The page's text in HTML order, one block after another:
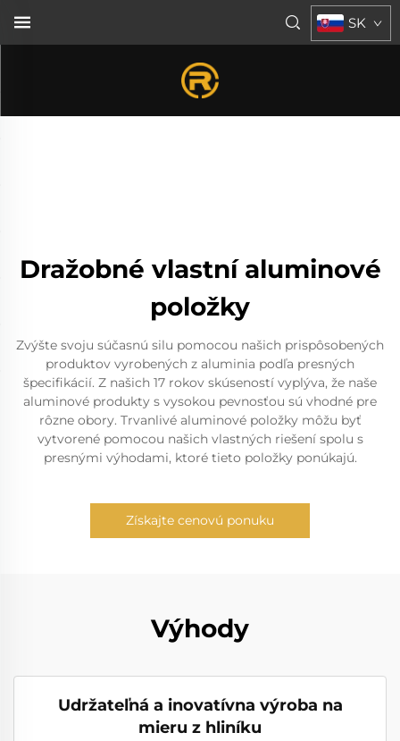
SK
Dražobné vlastní aluminové
položky
Zvýšte svoju súčasnú silu pomocou našich prispôsobených
produktov vyrobených z aluminia podľa presných
špecifikácií. Z našich 17 rokov skúseností vyplýva, že naše
aluminové produkty s vysokou pevnosťou sú vhodné pre
rôzne obory. Trvanlivé aluminové položky môžu byť
vytvorené pomocou našich vlastných riešení spolu s
presnými výhodami, ktoré tieto položky ponúkajú.
Získajte cenovú ponuku
Výhody
Udržateľná a inovatívna výroba na
mieru z hliníku